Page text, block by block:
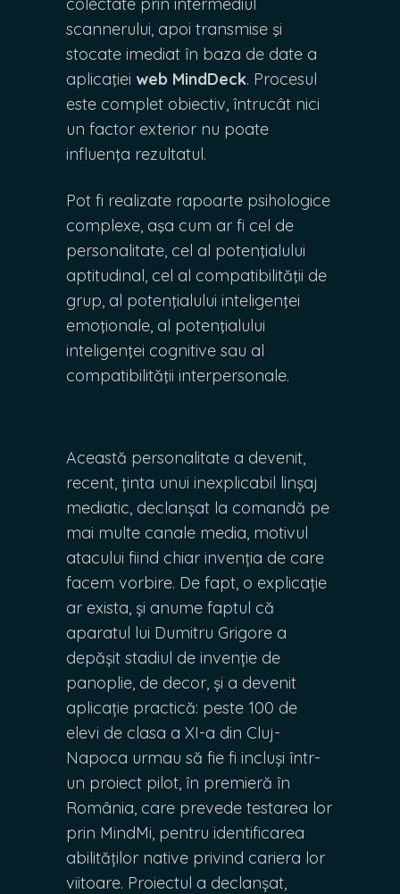
scannerului, apoi transmise şi
stocate imediat în baza de date a
aplicaţiei web MindDeck. Procesul
este complet obiectiv, întrucât nici
un factor exterior nu poate
influenţa rezultatul.
Pot fi realizate rapoarte psihologice
complexe, aşa cum ar fi cel de
personalitate, cel al potenţialului
aptitudinal, cel al compatibilităţii de
grup, al potenţialului inteligenţei
emoţionale, al potenţialului
inteligenţei cognitive sau al
compatibilităţii interpersonale.
Această personalitate a devenit,
recent, ținta unui inexplicabil linșaj
mediatic, declanșat la comandă pe
mai multe canale media, motivul
atacului fiind chiar invenția de care
facem vorbire. De fapt, o explicație
ar exista, și anume faptul că
aparatul lui Dumitru Grigore a
depășit stadiul de invenție de
panoplie, de decor, și a devenit
aplicație practică: peste 100 de
elevi de clasa a XI-a din Cluj-
Napoca urmau să fie fi incluși într-
un proiect pilot, în premieră în
România, care prevede testarea lor
prin MindMi, pentru identificarea
abilităților native privind cariera lor
viitoare. Proiectul a declanșat,